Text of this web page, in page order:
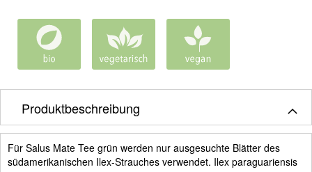
Produktbeschreibung
Für Salus Mate Tee grün werden nur ausgesuchte Blätter des
südamerikanischen Ilex-Strauches verwendet. Ilex paraguariensis